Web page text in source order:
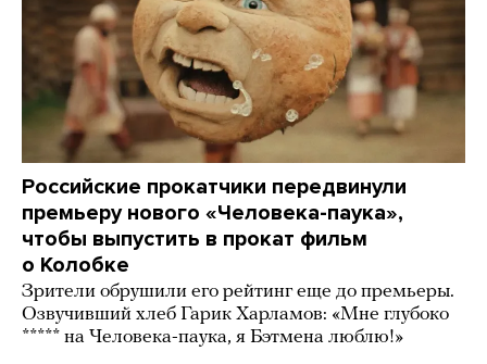
Российские прокатчики передвинули
премьеру нового «Человека-паука»,
чтобы выпустить в прокат фильм
о Колобке
Зрители обрушили его рейтинг еще до премьеры.
Озвучивший хлеб Гарик Харламов: «Мне глубоко
***** на Человека-паука, я Бэтмена люблю!»